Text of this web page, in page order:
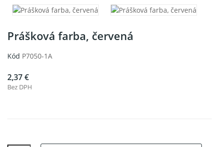
Prášková farba, červená
Kód P7050-1A
2,37 €
Bez DPH